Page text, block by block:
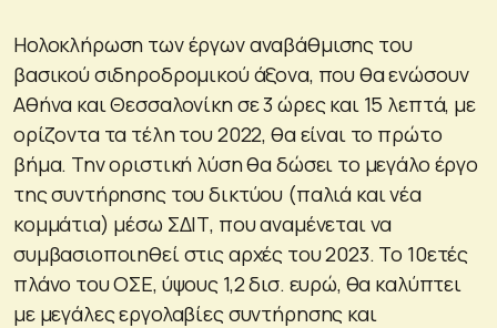
Hολοκλήρωση των έργων αναβάθμισης του
βασικού σιδηροδρομικού άξονα, που θα ενώσουν
Αθήνα και Θεσσαλονίκη σε 3 ώρες και 15 λεπτά, με
ορίζοντα τα τέλη του 2022, θα είναι το πρώτο
βήμα. Την οριστική λύση θα δώσει το μεγάλο έργο
της συντήρησης του δικτύου (παλιά και νέα
κομμάτια) μέσω ΣΔΙΤ, που αναμένεται να
συμβασιοποιηθεί στις αρχές του 2023. Το 10ετές
πλάνο του ΟΣΕ, ύψους 1,2 δισ. ευρώ, θα καλύπτει
με μεγάλες εργολαβίες συντήρησης και